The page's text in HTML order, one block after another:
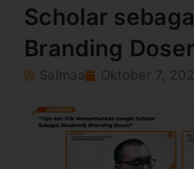
Scholar
Branding
Salmaa Oktober 7,